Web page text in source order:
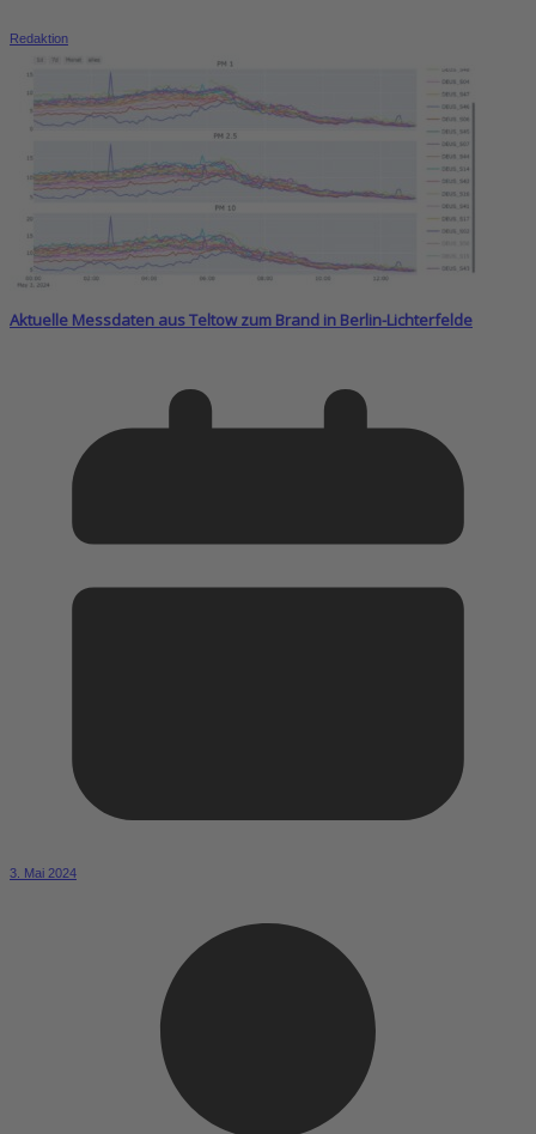
Redaktion
Aktuelle Messdaten aus Teltow zum Brand in Berlin-Lichterfelde
3. Mai 2024